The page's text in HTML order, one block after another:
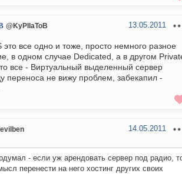
@KyPIIaToB 13.05.2011
это все одно и тоже, просто немного разное
в одном случае Dedicated, а в другом
все - Виртуальный выделенный сервер
переноса не вижу проблем, забекапил -
14.05.2011
- если уж арендовать сервер под радио,
перенести на него хостинг других своих